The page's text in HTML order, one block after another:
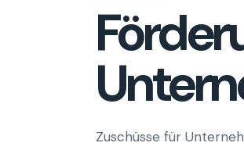
Zuschüsse für